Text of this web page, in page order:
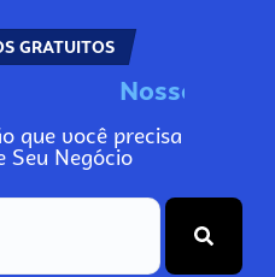
GRATUITOS
No
que você precisa
Seu Negócio